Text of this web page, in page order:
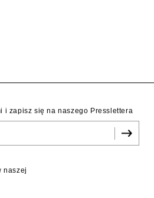
i zapisz się na naszego Presslettera
naszej